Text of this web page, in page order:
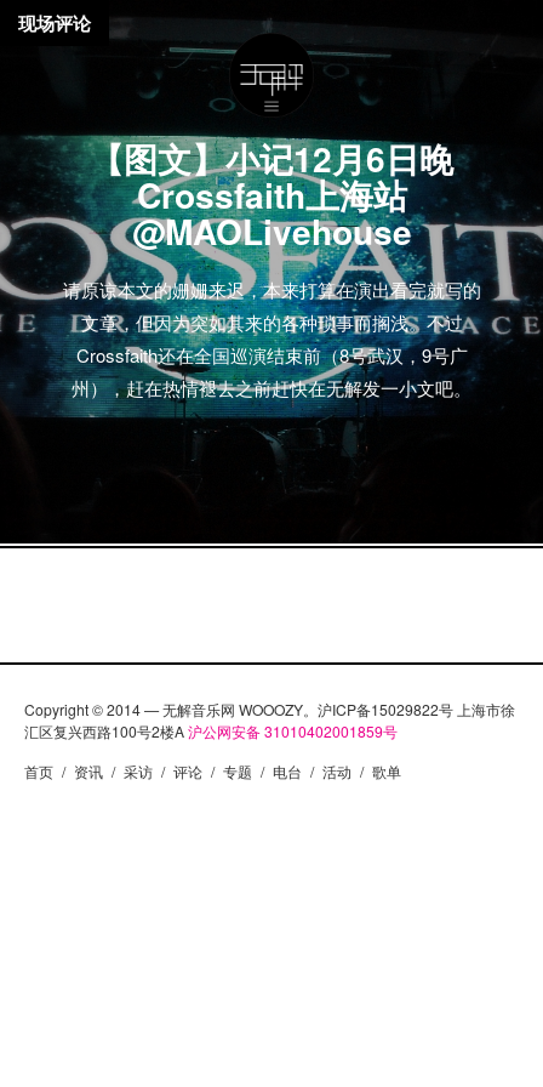
【图文】小记12月6日晚
Crossfaith上海站
@MAOLivehouse
请原谅本文的姗姗来迟，本来打算在演出看完就写的
文章，但因为突如其来的各种琐事而搁浅。不过
Crossfaith还在全国巡演结束前（8号武汉，9号广
州），赶在热情褪去之前赶快在无解发一小文吧。
现场评论
Copyright © 2014 — 无解音乐网 WOOOZY。沪ICP备15029822号 上海市徐
汇区复兴西路100号2楼A沪公网安备 31010402001859号
首页 / 资讯 / 采访 / 评论 / 专题 / 电台 / 活动 / 歌单